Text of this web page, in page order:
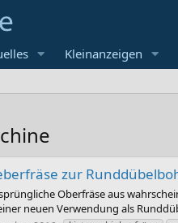
Kleinanzeigen
zur
Oberfräse aus
neuen Verwendung als